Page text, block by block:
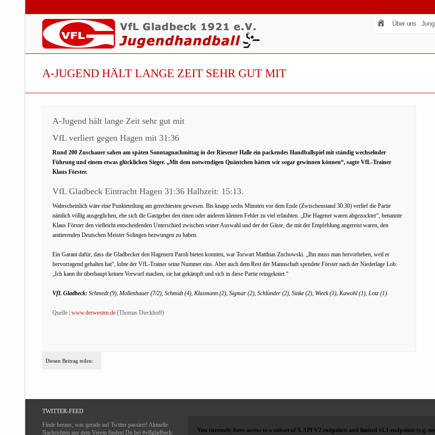
Über uns
A-JUGEND HÄLT LANGE ZEIT SEHR GUT MIT
A-Jugend hält lange Zeit sehr gut mit
VfL verliert gegen Hagen mit 31:36
Rund 200 Zuschauer sahen am späten Sonntagnachmittag in der Riesener Halle ein packendes Handballspiel mit ständig wechselnder
Führung und einem etwas glücklichen Sieger. „Mit dem notwendigen Quäntchen hätten wir sogar gewinnen können“, sagte VfL-Trainer
Klaus Förster.
VfL Gladbeck Eintracht Hagen 31:36 Halbzeit: 15:13.
Wahrscheinlich wäre eine Punkteteilung am gerechtesten gewesen. Bis knapp sechs Minuten vor dem Ende (Zwischenstand 30:30) verlief die Partie
nämlich völlig ausgeglichen, ehe sich die Gastgeber den einen oder anderen kleinen Fehler zu viel erlaubten. „Die Hagener waren abgezockter“, benannte
Klaus Förster den vielleicht entscheidenden Unterschied zwischen seiner Auswahl und der der Gäste, die mit der Empfehlung angereist waren, den
amtierenden Deutschen Meister Solingen bezwungen zu haben.
Ein Garant dafür, dass die Gladbecker den Hagenern Paroli bieten konnten, war Torwart Matthias Zuchowski. „Ihn muss man hervorheben, weil er
hervorragend gehalten hat“, lobte der VfL-Trainer seine Nummer eins. Aber auch dem Rest der Mannschaft spendete Förster nach der Niederlage Lob:
„Ich kann ihr überhaupt keinen Vorwurf machen, sie hat gekämpft und sich in diese Partie reingekniet.“
VfL Gladbeck: Schmedt (9), Mollenhauer (7/2), Schmidt (4), Klasmann (2), Sigmar (2), Schlünder (2), Sinke (2), Wieck (1), Kawohl (1), Lotz (1).
Quelle | www.derwesten.de (Thomas Dieckhoff)
Diesen Beitrag teilen:
TWITTER-FEED
Finde heraus, was gerade auf Twitter passiert! Aktuelle
Nachrichten aus dem Verein findest Du bei #vflgladbeck:
You currently have access to a subset of X API V2 endpoints and limited v1.1 endpoints (e.g.